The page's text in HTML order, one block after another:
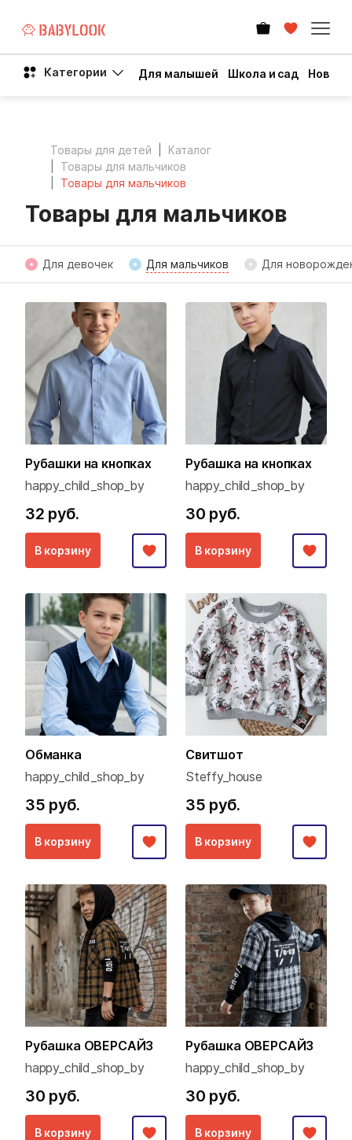
Категории Для малышей Школа и сад Новый
Товары для детей
Каталог
Товары для мальчиков
Товары для мальчиков
Товары для мальчиков
Для девочек Для мальчиков Для
Рубашки на кнопках
happy_child_shop_by
32 руб.
В корзину
Рубашка на кнопках
happy_child_shop_by
30 руб.
В корзину
Обманка
happy_child_shop_by
35 руб.
В корзину
Свитшот
Steffy_house
35 руб.
В корзину
Рубашка ОВЕРСАЙЗ
happy_child_shop_by
30 руб.
В корзину
Рубашка ОВЕРСАЙЗ
happy_child_shop_by
30 руб.
В корзину